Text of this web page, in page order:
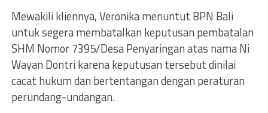
Mewakili kliennya, Veronika menuntut BPN Bali
untuk segera membatalkan keputusan pembatalan
SHM Nomor 7395/Desa Penyaringan atas nama Ni
Wayan Dontri karena keputusan tersebut dinilai
cacat hukum dan bertentangan dengan peraturan
perundang-undangan.